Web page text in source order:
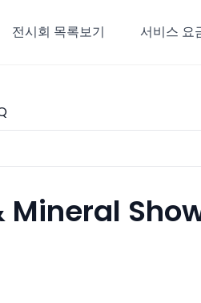
전시회 목록보기 서비스 요
Mineral